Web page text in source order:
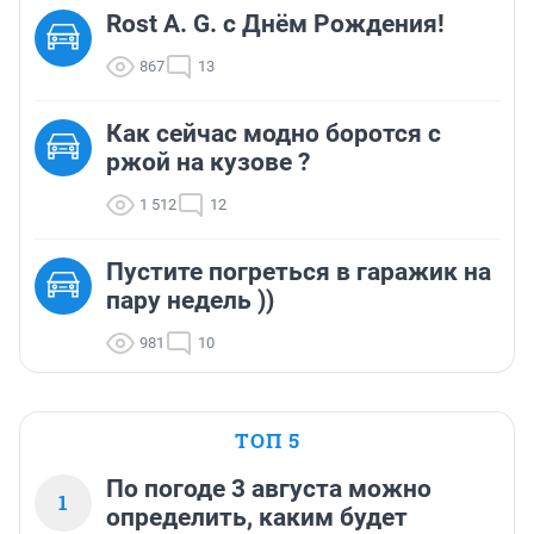
Rost A. G. с Днём Рождения!
867 13
Как сейчас модно боротся с
ржой на кузове ?
1 512 12
Пустите погреться в гаражик на
пару недель ))
981 10
ТОП 5
1
По погоде 3 августа можно
определить, каким будет